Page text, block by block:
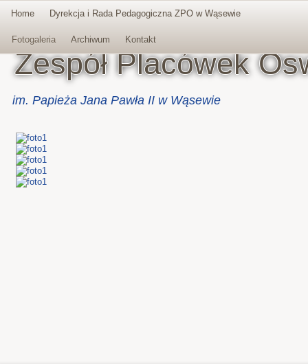
Zespół Placówek
im. Papieża Jana Pawła II w Wąsewie
Facebook
Home Dyrekcja i Rada Pedagogiczna ZPO w Wąsewie
Fotogaleria Archiwum Kontakt